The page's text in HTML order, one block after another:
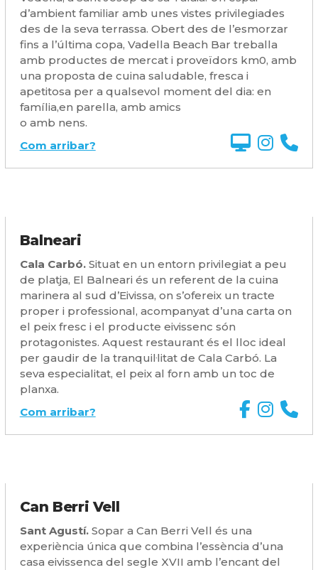
d’ambient familiar amb unes vistes privilegiades
des de la seva terrassa. Obert des de l’esmorzar
fins a l’última copa, Vadella Beach Bar treballa
amb productes de mercat i proveïdors km0, amb
una proposta de cuina saludable, fresca i
apetitosa per a qualsevol moment del dia: en
família,en parella, amb amics
o amb nens.
Com arribar?
Balneari
Cala Carbó.Situat en un entorn privilegiat a peu
de platja, El Balneari és un referent de la cuina
marinera al sud d’Eivissa, on s’ofereix un tracte
proper i professional, acompanyat d’una carta on
el peix fresc i el producte eivissenc són
protagonistes. Aquest restaurant és el lloc ideal
per gaudir de la tranquil·litat de Cala Carbó. La
seva especialitat, el peix al forn amb un toc de
planxa.
Com arribar?
Can Berri Vell
Sant Agustí.Sopar a Can Berri Vell és una
experiència única que combina l’essència d’una
casa eivissenca del segle XVII amb l’encant del